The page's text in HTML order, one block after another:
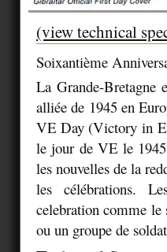
(view technical
Soixantième
La Grande-
alliée de 1945 en
VE Day (Victory in
le jour de VE le
les nouvelles de la
les célébrations.
celebration comme
ou un groupe de